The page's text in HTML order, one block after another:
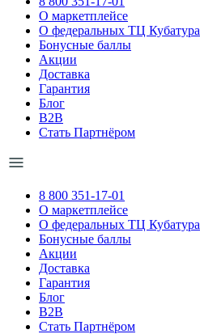
О маркетплейсе
О федеральных ТЦ Кубатура
Бонусные баллы
Акции
Доставка
Гарантия
Блог
B2B
Стать Партнёром
8 800 351-17-01
О маркетплейсе
О федеральных ТЦ Кубатура
Бонусные баллы
Акции
Доставка
Гарантия
Блог
B2B
Стать Партнёром